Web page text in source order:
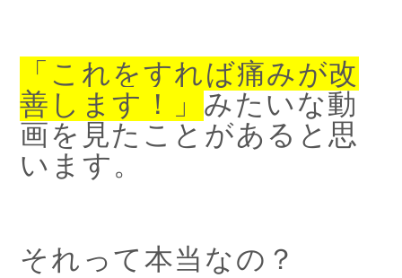
「これをすれば痛みが改
善します！」 みたいな動
画を見たことがあると思
います。
それって本当なの？